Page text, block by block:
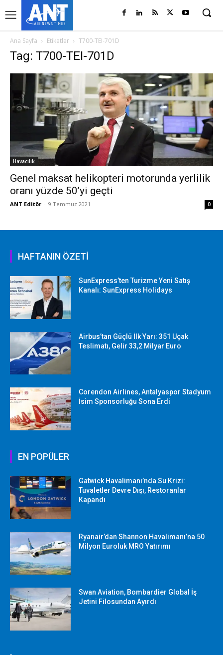
Ana Sayfa Etiketler T700-TEI-701D
Tag: T700-TEI-701D
Havacılık
Genel maksat helikopteri motorunda yerlilik
oranı yüzde 50’yi geçti
ANT Editör - 9 Temmuz 2021 0
HAFTANIN ÖZETİ
SunExpress’ten Turizme Yeni Satış
Kanalı: SunExpress Holidays
Airbus’tan Güçlü İlk Yarı: 351 Uçak
Teslimatı, Gelir 33,2 Milyar Euro
Corendon Airlines, Antalyaspor Stadyum
İsim Sponsorluğu Sona Erdi
EN POPÜLER
Gatwick Havalimanı’nda Su Krizi:
Tuvaletler Devre Dışı, Restoranlar
Kapandı
Ryanair’dan Shannon Havalimanı’na 50
Milyon Euroluk MRO Yatırımı
Swan Aviation, Bombardier Global İş
Jetini Filosundan Ayırdı